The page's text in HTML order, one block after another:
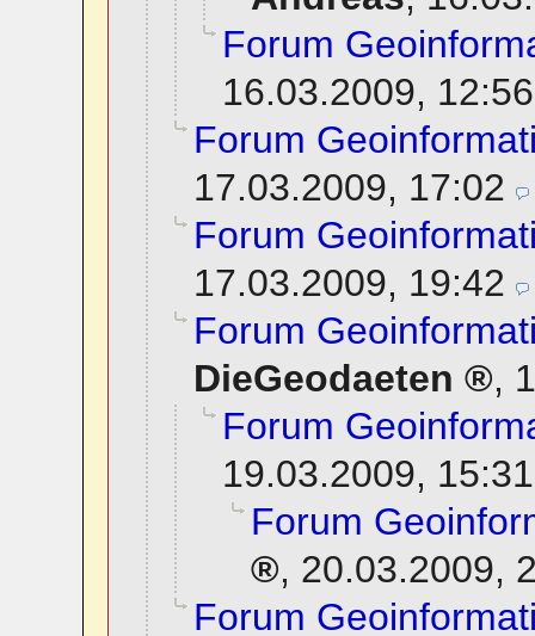
Forum
16.03.2009, 12:56
Forum
17.03.2009, 17:02
Forum
17.03.2009, 19:42
Forum
DieGeodaeten
,
Forum
19.03.2009, 15:31
Forum
, 20.03.2009,
Forum